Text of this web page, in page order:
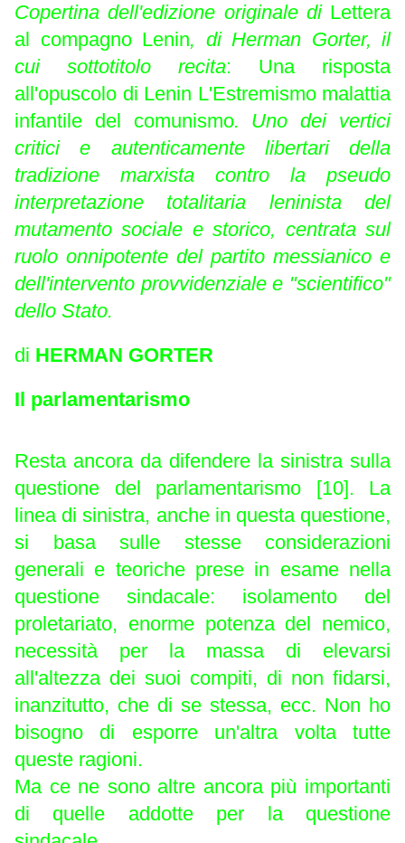
Copertina dell'edizione originale di Lettera
al compagno Lenin, di Herman Gorter, il
cui sottotitolo recita: Una risposta
all'opuscolo di Lenin L'Estremismo malattia
infantile del comunismo. Uno dei vertici
critici e autenticamente libertari della
tradizione marxista contro la pseudo
interpretazione totalitaria leninista del
mutamento sociale e storico, centrata sul
ruolo onnipotente del partito messianico e
dell'intervento provvidenziale e "scientifico"
dello Stato.
di HERMAN GORTER
Il parlamentarismo
Resta ancora da difendere la sinistra sulla
questione del parlamentarismo [10]. La
linea di sinistra, anche in questa questione,
si basa sulle stesse considerazioni
generali e teoriche prese in esame nella
questione sindacale: isolamento del
proletariato, enorme potenza del nemico,
necessità per la massa di elevarsi
all'altezza dei suoi compiti, di non fidarsi,
inanzitutto, che di se stessa, ecc. Non ho
bisogno di esporre un'altra volta tutte
queste ragioni.
Ma ce ne sono altre ancora più importanti
di quelle addotte per la questione